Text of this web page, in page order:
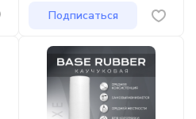
Подписаться